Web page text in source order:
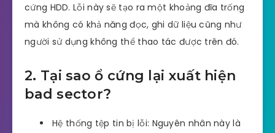
cứng HDD. Lỗi này sẽ tạo ra một khoảng đĩa trống
mà không có khả năng đọc, ghi dữ liệu cũng như
người sử dụng không thể thao tác được trên đó.
2. Tại sao ổ cứng lại xuất hiện
bad sector?
Hệ thống tệp tin bị lỗi: Nguyên nhân này là